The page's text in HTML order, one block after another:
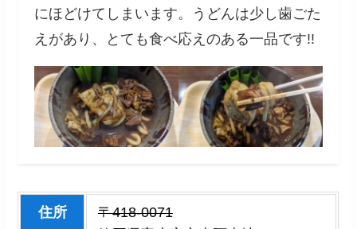
にほどけてしまいます。うどんは少し歯ごた
えがあり、とても食べ応えのある一品です!!
住所
〒418-0071